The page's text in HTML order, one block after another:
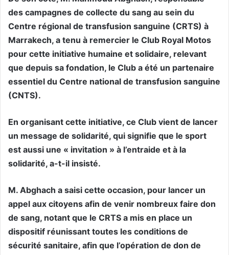
des campagnes de collecte du sang au sein du
Centre régional de transfusion sanguine (CRTS) à
Marrakech, a tenu à remercier le Club Royal Motos
pour cette initiative humaine et solidaire, relevant
que depuis sa fondation, le Club a été un partenaire
essentiel du Centre national de transfusion sanguine
(CNTS).
En organisant cette initiative, ce Club vient de lancer
un message de solidarité, qui signifie que le sport
est aussi une « invitation » à l’entraide et à la
solidarité, a-t-il insisté.
M. Abghach a saisi cette occasion, pour lancer un
appel aux citoyens afin de venir nombreux faire don
de sang, notant que le CRTS a mis en place un
dispositif réunissant toutes les conditions de
sécurité sanitaire, afin que l’opération de don de